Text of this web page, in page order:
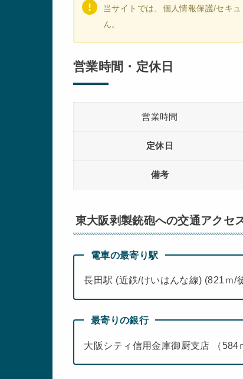
当サイトでは、個人情報保護/セキ
ん。
営業時間・定休日
営業時間
定休日
備考
東大阪剥製銃砲への交通アクセ
電車の最寄り駅
長田駅 (近鉄/けいはんな線) (821ｍ/
最寄りの銀行
大阪シティ信用金庫御厨支店 （584